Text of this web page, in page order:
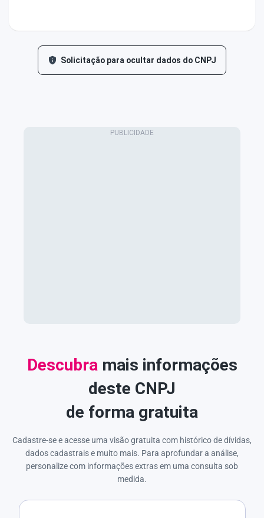
Solicitação para ocultar dados do CNPJ
Descubra mais informações
deste CNPJ
de forma gratuita
Cadastre-se e acesse uma visão gratuita com histórico de dívidas,
dados cadastrais e muito mais. Para aprofundar a análise,
personalize com informações extras em uma consulta sob
medida.